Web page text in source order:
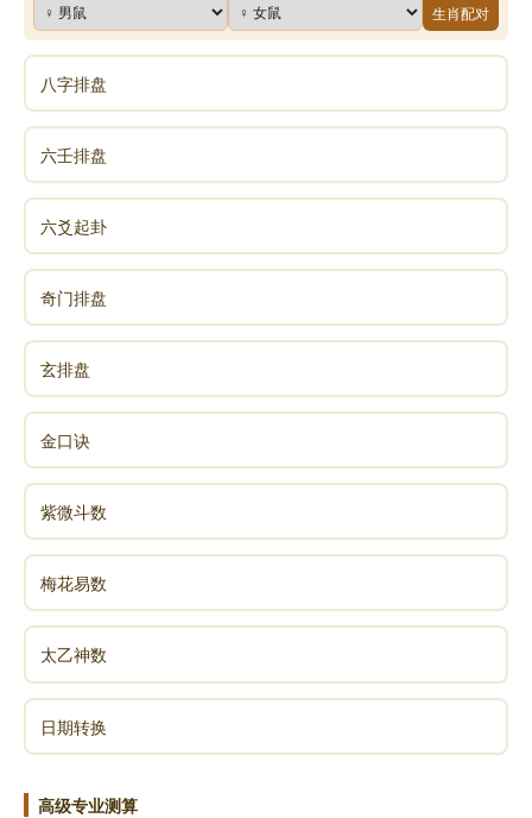
生肖配对
八字排盘
六壬排盘
六爻起卦
奇门排盘
玄排盘
金口诀
紫微斗数
梅花易数
太乙神数
日期转换
高级专业测算